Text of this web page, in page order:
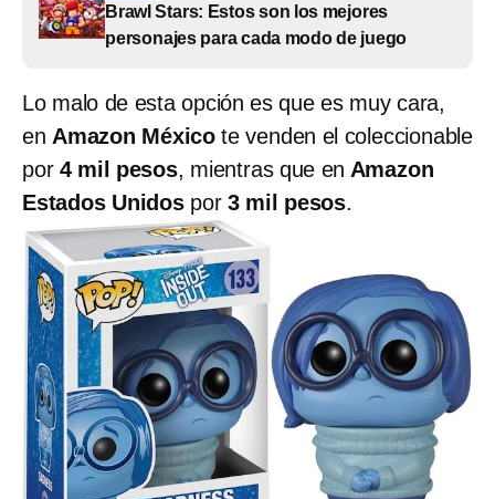
Brawl Stars: Estos son los mejores
personajes para cada modo de juego
Lo malo de esta opción es que es muy cara,
en Amazon México te venden el coleccionable
por 4 mil pesos, mientras que en Amazon
Estados Unidospor3 mil pesos.